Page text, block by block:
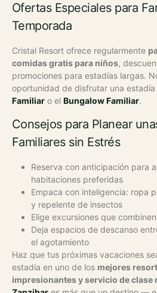
Ofertas Especiales para
Temporada
Cristal Resort ofrece regularmente
comidas gratis para niños,
promociones para estadías largas.
oportunidad de disfrutar una estadía
Familiar o el Bungalow Familiar.
Consejos para Planear
Familiares sin Estrés
Reserva con anticipación para
habitaciones preferidas
Empaca con inteligencia: ropa
y repelente de insectos
Elige excursiones que
Deja espacios de descanso
el agotamiento
Haz que tus próximas vacaciones
estadía en uno de los mejores
impresionantes y servicio de clase